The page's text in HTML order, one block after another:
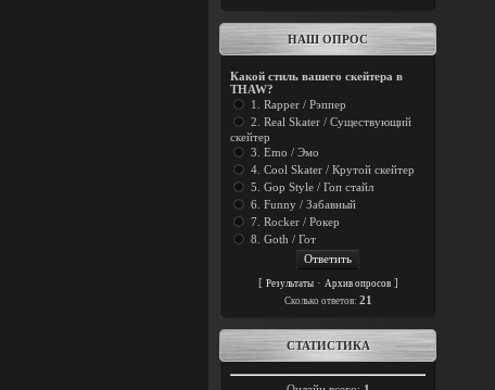
НАШ ОПРОС
Какой стиль вашего скейтера в
THAW?
1. Rapper / Рэппер
2. Real Skater / Существующий
скейтер
3. Emo / Эмо
4. Cool Skater / Крутой скейтер
5. Gop Style / Гоп стайл
6. Funny / Забавный
7. Rocker / Рокер
8. Goth / Гот
[ Результаты· Архив опросов]
Cколько ответов: 21
СТАТИСТИКА